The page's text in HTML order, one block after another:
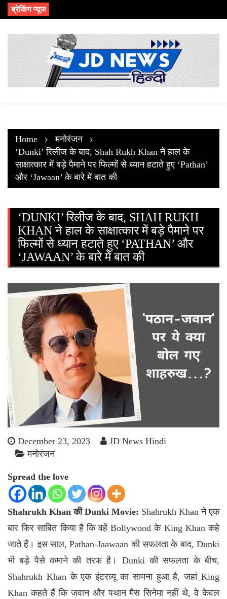
Skip
to
ब्रेकिंग न्यूज
Home
मनोरंजन
‘Dunki’ रिलीज के बाद, Shah Rukh Khan ने हाल के
साक्षात्कार में बड़े पैमाने पर फिल्मों से ध्यान हटाते हुए ‘Pathan’
और ‘Jawaan’ के बारे में बात की
‘DUNKI’ रिलीज के बाद, SHAH RUKH
KHAN ने हाल के साक्षात्कार में बड़े पैमाने पर
फिल्मों से ध्यान हटाते हुए ‘PATHAN’ और
‘JAWAAN’ के बारे में बात की
December 23, 2023
JD News Hindi
मनोरंजन
Spread the love
Shahrukh Khan की Dunki Movie: Shahrukh Khan ने एक
बार फिर साबित किया है कि वहें Bollywood के King Khan कहे
जाते हैं। इस साल, Pathan-Jaawaan की सफलता के बाद, Dunki
भी बड़े पैसे कमाने की तरफ है। Dunki की सफलता के बीच,
Shahrukh Khan के एक इंटरव्यू का सामना हुआ है, जहां King
Khan कहते हैं कि जवान और पथान मैस सिनेमा नहीं थे, वे केवल